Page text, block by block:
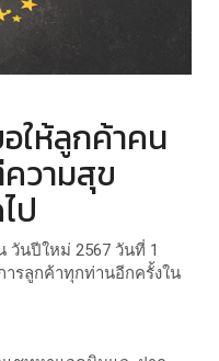
ให้ลูกค้าคน
วามสุข
ป
นปีใหม่ 2567 วันที่ 1
ารลูกค้าทุกท่านอีกครั้งใน